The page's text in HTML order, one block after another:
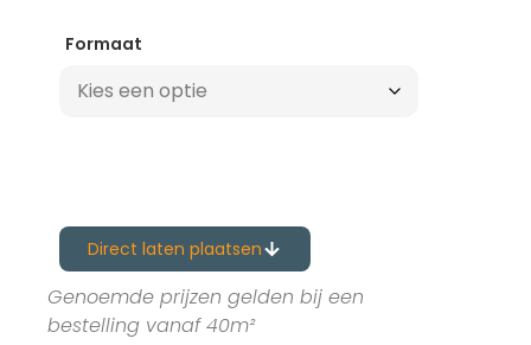
Formaat
Direct laten plaatsen
Genoemde prijzen gelden bij een
bestelling vanaf 40m²